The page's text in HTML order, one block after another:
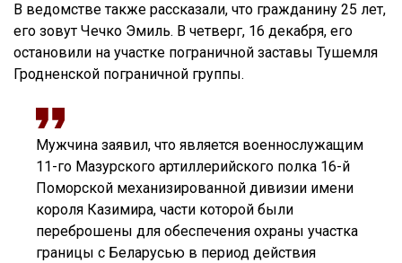
В ведомстве также рассказали, что гражданину 25 лет,
его зовут Чечко Эмиль. В четверг, 16 декабря, его
остановили на участке пограничной заставы Тушемля
Гродненской пограничной группы.
Мужчина заявил, что является военнослужащим
11-го Мазурского артиллерийского полка 16-й
Поморской механизированной дивизии имени
короля Казимира, части которой были
переброшены для обеспечения охраны участка
границы с Беларусью в период действия